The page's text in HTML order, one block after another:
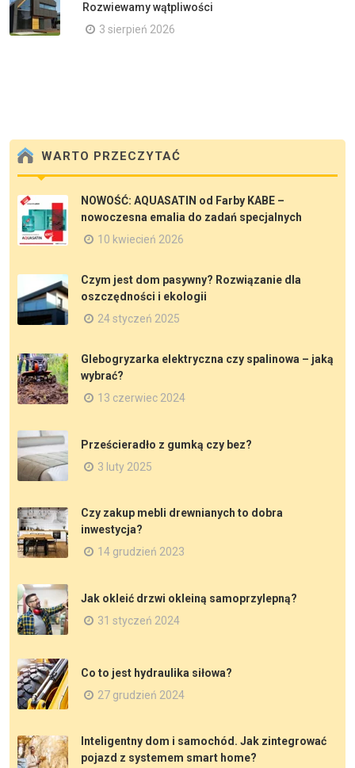
Rozwiewamy wątpliwości
3 sierpień 2026
WARTO PRZECZYTAĆ
NOWOŚĆ: AQUASATIN od Farby KABE –
nowoczesna emalia do zadań specjalnych
10 kwiecień 2026
Czym jest dom pasywny? Rozwiązanie dla
oszczędności i ekologii
24 styczeń 2025
Glebogryzarka elektryczna czy spalinowa – jaką
wybrać?
13 czerwiec 2024
Prześcieradło z gumką czy bez?
3 luty 2025
Czy zakup mebli drewnianych to dobra
inwestycja?
14 grudzień 2023
Jak okleić drzwi okleiną samoprzylepną?
31 styczeń 2024
Co to jest hydraulika siłowa?
27 grudzień 2024
Inteligentny dom i samochód. Jak zintegrować
pojazd z systemem smart home?